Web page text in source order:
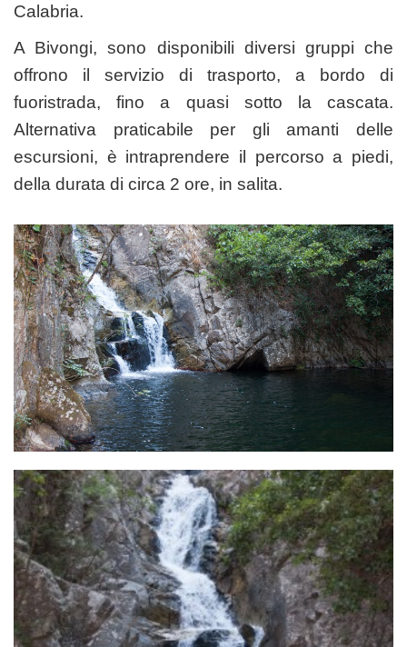
Calabria.
A Bivongi, sono disponibili diversi gruppi che
offrono il servizio di trasporto, a bordo di
fuoristrada, fino a quasi sotto la cascata.
Alternativa praticabile per gli amanti delle
escursioni, è intraprendere il percorso a piedi,
della durata di circa 2 ore, in salita.